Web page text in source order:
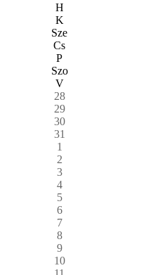
H
K
Sze
Cs
P
Szo
V
28
29
30
31
1
2
3
4
5
6
7
8
9
10